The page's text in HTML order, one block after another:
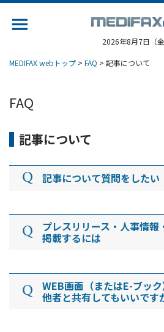
2026年8月7日（金
MEDIFAX webトップ > FAQ > 記事について
FAQ
記事について
記事について質問をしたい
【MEDIFAX】編集部または、
よりご連絡ください。
３５１（ 9：30～18：00／土
プレスリリース・人事情報
掲載するには
望の場合は、【MEDIFAX】編
りください。なお、採用の可
WEB画面（またはE-ブック
他者と共有してもいいです